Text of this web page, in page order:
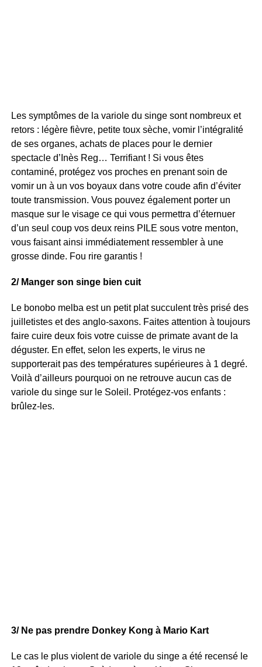
Les symptômes de la variole du singe sont nombreux et
retors : légère fièvre, petite toux sèche, vomir l’intégralité
de ses organes, achats de places pour le dernier
spectacle d’Inès Reg… Terrifiant ! Si vous êtes
contaminé, protégez vos proches en prenant soin de
vomir un à un vos boyaux dans votre coude afin d’éviter
toute transmission. Vous pouvez également porter un
masque sur le visage ce qui vous permettra d’éternuer
d’un seul coup vos deux reins PILE sous votre menton,
vous faisant ainsi immédiatement ressembler à une
grosse dinde. Fou rire garantis !
2/ Manger son singe bien cuit
Le bonobo melba est un petit plat succulent très prisé des
juilletistes et des anglo-saxons. Faites attention à toujours
faire cuire deux fois votre cuisse de primate avant de la
déguster. En effet, selon les experts, le virus ne
supporterait pas des températures supérieures à 1 degré.
Voilà d’ailleurs pourquoi on ne retrouve aucun cas de
variole du singe sur le Soleil. Protégez-vos enfants :
brûlez-les.
3/ Ne pas prendre Donkey Kong à Mario Kart
Le cas le plus violent de variole du singe a été recensé le